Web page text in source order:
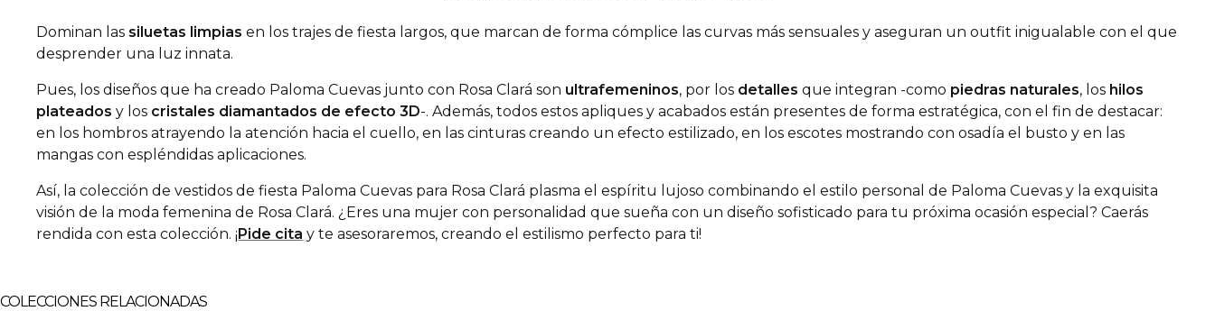
Dominan las siluetas limpias en los trajes de fiesta largos, que marcan de forma cómplice las curvas más sensuales y aseguran unoutfit inigualable con el que
desprender una luz innata.
Pues, los diseños que ha creado Paloma Cuevas junto con Rosa Clará son ultrafemeninos, por los detalles que integran -como piedras naturales, los hilos
plateados y los cristales diamantados de efecto 3D-. Además, todos estos apliques y acabados están presentes de forma estratégica, con el fin de destacar:
en los hombros atrayendo la atención hacia el cuello, en las cinturas creando un efecto estilizado, en los escotes mostrando con osadía el busto y en las
mangas con espléndidas aplicaciones.
Así, la colección de vestidos de fiesta Paloma Cuevas para Rosa Clará plasma el espíritu lujoso combinando el estilo personal de Paloma Cuevas y la exquisita
visión de la moda femenina de Rosa Clará. ¿Eres una mujer con personalidad que sueña con un diseño sofisticado para tu próxima ocasión especial? Caerás
rendida con esta colección. ¡Pide cita y te asesoraremos, creando el estilismo perfecto para ti!
COLECCIONES RELACIONADAS